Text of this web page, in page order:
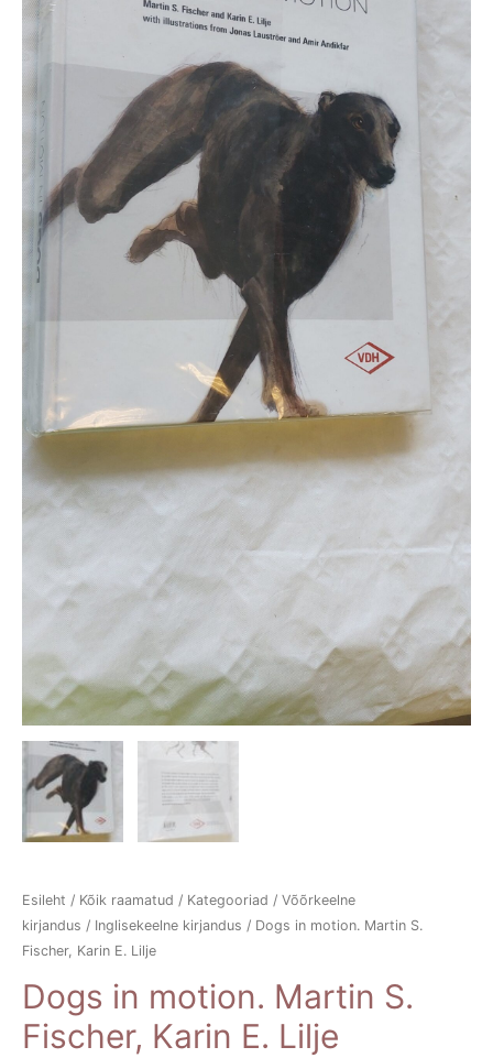
Esileht / Kõik raamatud / Kategooriad / Võõrkeelne
kirjandus / Inglisekeelne kirjandus / Dogs in motion. Martin S.
Fischer, Karin E. Lilje
Dogs in motion. Martin S.
Fischer, Karin E. Lilje